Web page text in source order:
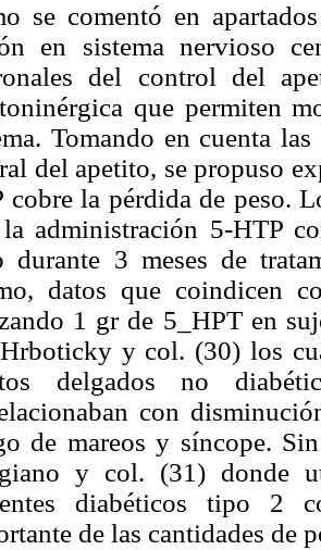
se comentó en
en sistema nervioso
del control del
que permiten
Tomando en cuenta
del apetito, se propuso
cobre la pérdida de peso.
administración 5-HTP
durante 3 meses de
datos que coindicen
1 gr de 5_HPT en
y col. (30) los
delgados no
con
de mareos y síncope.
y col. (31) donde
diabéticos tipo 2
de las cantidades de